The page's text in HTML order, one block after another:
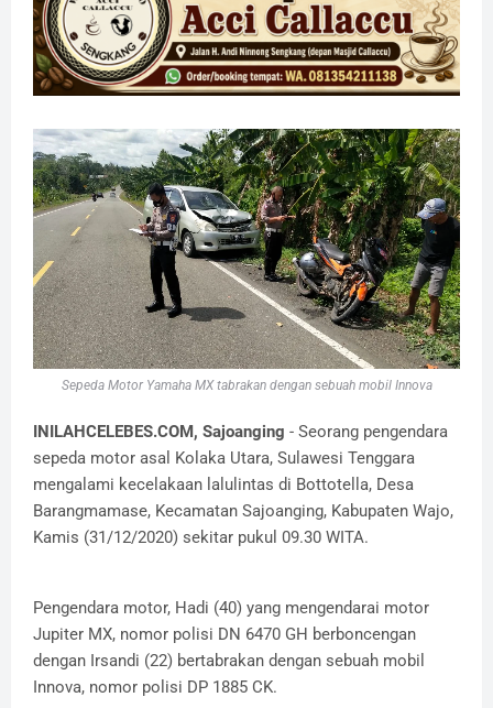
Sepeda Motor Yamaha MX tabrakan dengan sebuah mobil Innova
INILAHCELEBES.COM, Sajoanging - Seorang pengendara
sepeda motor asal Kolaka Utara, Sulawesi Tenggara
mengalami kecelakaan lalulintas di Bottotella, Desa
Barangmamase, Kecamatan Sajoanging, Kabupaten Wajo,
Kamis (31/12/2020) sekitar pukul 09.30 WITA.
Pengendara motor, Hadi (40) yang mengendarai motor
Jupiter MX, nomor polisi DN 6470 GH berboncengan
dengan Irsandi (22) bertabrakan dengan sebuah mobil
Innova, nomor polisi DP 1885 CK.